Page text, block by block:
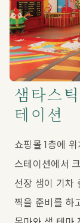
샘타스
테이션
쇼핑몰 1층에
스테이션에서
선장 샘이 기차
찍을 준비를 하